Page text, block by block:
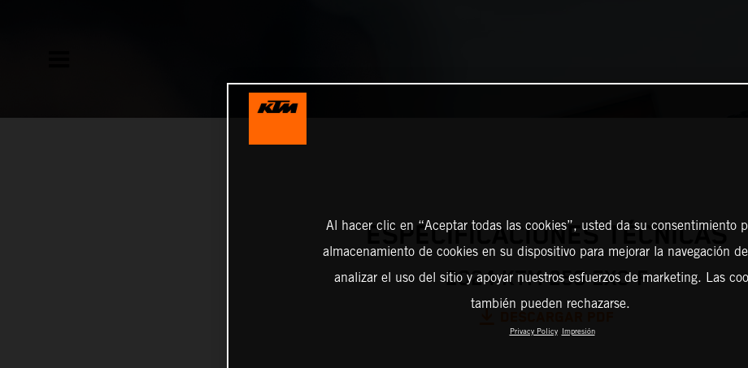
ESPECIFICACIONES TÉCNICAS
2024 KTM 250 EXC-F
Al hacer clic en “Aceptar todas las cookies”, usted da su consentimiento
almacenamiento de cookies en su dispositivo para mejorar la navegación
analizar el uso del sitio y apoyar nuestros esfuerzos de marketing. Las
también pueden rechazarse.
Privacy Policy Impresión